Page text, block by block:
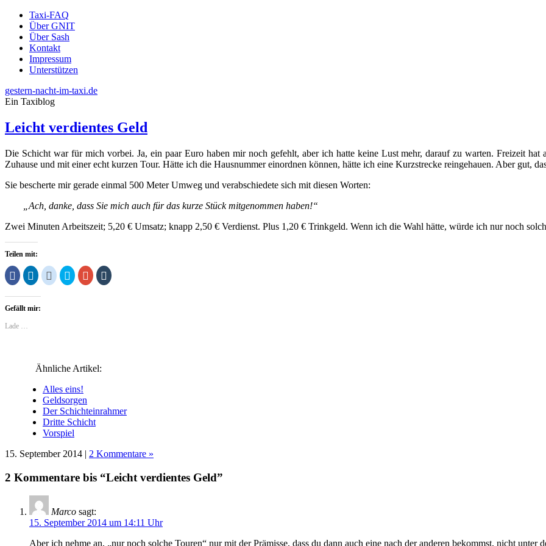
Taxi-FAQ
Über GNIT
Über Sash
Kontakt
Impressum
Unterstützen
gestern-nacht-im-taxi.de
Ein Taxiblog
Leicht verdientes Geld
Die Schicht war für mich vorbei. Ja, ein paar Euro haben mir noch gefehlt, aber ich hatte keine Lust mehr, darauf zu warten. Freizeit
Zuhause und mit einer echt kurzen Tour. Hätte ich die Hausnummer einordnen können, hätte ich eine Kurzstrecke reingehauen. Aber gut,
Sie bescherte mir gerade einmal 500 Meter Umweg und verabschiedete sich mit diesen Worten:
„Ach, danke, dass Sie mich auch für das kurze Stück mitgenommen haben!“
Zwei Minuten Arbeitszeit; 5,20 € Umsatz; knapp 2,50 € Verdienst. Plus 1,20 € Trinkgeld. Wenn ich die Wahl hätte, würde ich nur noch
Teilen mit:
Klick,
um
Facebook
teilen
in
neuem
Klick,
um
LinkedIn
teilen
Klick,
um
Klick,
um
über
Zum
Teilen
Klick,
um
Gefällt mir:
Lade …
Ähnliche Artikel:
Alles eins!
Geldsorgen
Der Schichteinrahmer
Dritte Schicht
Vorspiel
15. September 2014 | 2 Kommentare »
2 Kommentare bis “Leicht verdientes Geld”
Marco sagt:
15. September 2014 um 14:11 Uhr
Aber ich nehme an, „nur noch solche Touren“ nur mit der Prämisse, dass du dann auch eine nach der anderen bekommst, nicht